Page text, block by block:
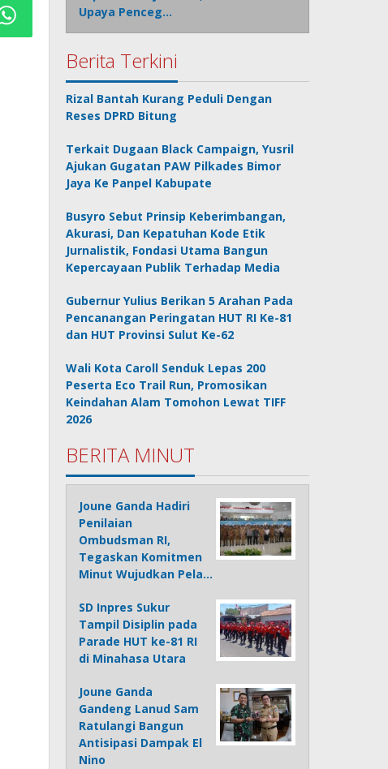
Upaya Penceg…
Berita Terkini
Rizal Bantah Kurang Peduli Dengan
Reses DPRD Bitung
Terkait Dugaan Black Campaign, Yusril
Ajukan Gugatan PAW Pilkades Bimor
Jaya Ke Panpel Kabupate
Busyro Sebut Prinsip Keberimbangan,
Akurasi, Dan Kepatuhan Kode Etik
Jurnalistik, Fondasi Utama Bangun
Kepercayaan Publik Terhadap Media
Gubernur Yulius Berikan 5 Arahan Pada
Pencanangan Peringatan HUT RI Ke-81
dan HUT Provinsi Sulut Ke-62
Wali Kota Caroll Senduk Lepas 200
Peserta Eco Trail Run, Promosikan
Keindahan Alam Tomohon Lewat TIFF
2026
BERITA MINUT
Joune Ganda Hadiri
Penilaian
Ombudsman RI,
Tegaskan Komitmen
Minut Wujudkan Pela…
SD Inpres Sukur
Tampil Disiplin pada
Parade HUT ke-81 RI
di Minahasa Utara
Joune Ganda
Gandeng Lanud Sam
Ratulangi Bangun
Antisipasi Dampak El
Nino